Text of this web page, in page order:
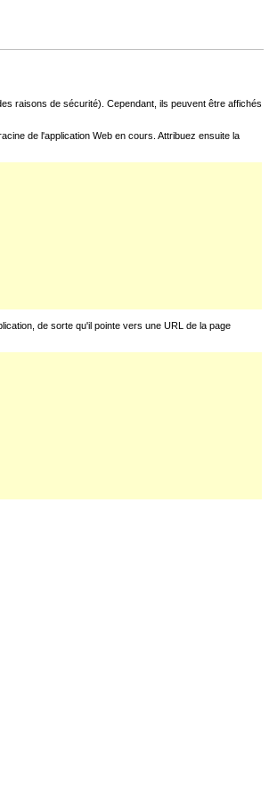
raisons de sécurité). Cependant, ils peuvent être affichés
de l'application Web en cours. Attribuez ensuite la
de sorte qu'il pointe vers une URL de la page